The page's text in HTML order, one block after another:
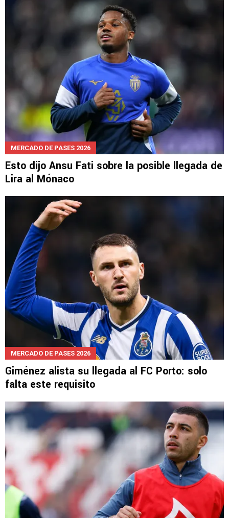
LEE TAMBIÉN
Esto dijo Ansu Fati sobre la posible llegada de
Lira al Mónaco
Giménez alista su llegada al FC Porto: solo
falta este requisito